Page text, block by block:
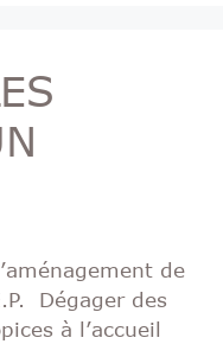
de
Dégager des
à l’accueil